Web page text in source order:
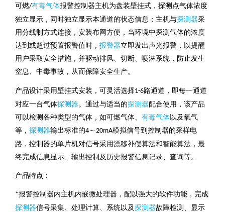
可燃/有毒气体报警控制器主机为盘装壁挂式，探测点气体浓度
独立显示，同时独立显示本通道的状态信息；主机与探测器采
用分线制方式连接，安装布网方便，当环境中探测气体的浓度
达到或超过预置报警值时， 报警器立即发出声光报警，以提醒
用户采取安全措施，并驱动排风、切断、喷淋系统，防止发生
窒息、中毒事故，从而保障安全生产。
产品设计采用壁挂式安装，可灵活选择1-6路通道，即每一通道
对应一台气体探测器 。通过与适当的探测器配合使用，该产品
可以检测各种类型的气体，如可燃气体、 有毒气体以及氧气
等， 探测器输出标准的4 ～ 20mA模拟信号到控制器的采样电
路，控制器的单片机对信号采用漂移补偿算法和智能算法，最
终完成信息显示、输出控制及历史报警信息记录、查询等。
产品特点：
*报警控制器内主机内嵌微处理器，配以强大的软件功能，完成
探测器信号采集、处理计算、系统以及探测器故障检测、显示